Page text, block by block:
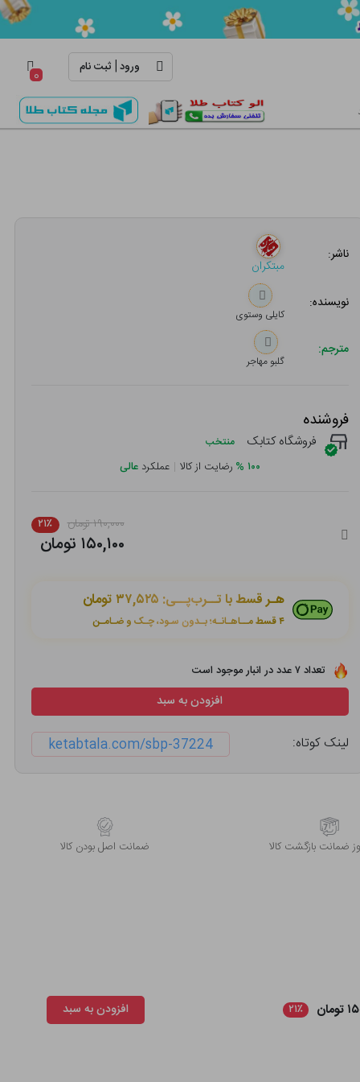
ورود| ثبت نام ۰
ناشر:
مبتکران
نویسنده:
کایلی وستوی
مترجم:
گلبو مهاجر
فروشنده
فروشگاه کتابک منتخب
۱۰۰ % رضایت از کالا | عملکرد عالی
۱۹۰,۰۰۰ تومان ۲۱٪
۱۵۰,۱۰۰ تومان
هـر قسط با تــرب‌پــی: ۳۷,۵۲۵ تومان
۴ قسط مــاهـانـه؛ بـدون سـود، چـک و ضـامـن
تعداد ۷ عدد در انبار موجود است
افزودن به سبد
لینک کوتاه: ketabtala.com/sbp-37224
ضمانت بازگشت کالا ﺿﻤﺎﻧﺖ اﺻﻞ ﺑﻮدن ﮐﺎﻟﺎ
۲۱٪ افزودن به سبد